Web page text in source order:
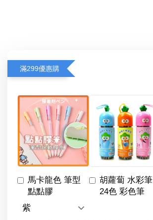
滿299優惠購
馬卡龍色 筆型
點點膠
胡蘿蔔 水彩筆
24色 彩色筆